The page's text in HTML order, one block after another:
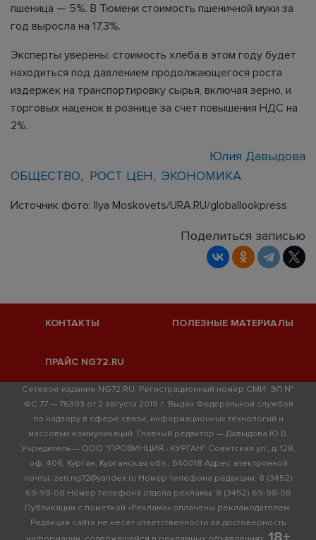
пшеница — 5%. В Тюмени стоимость пшеничной муки за
год выросла на 17,3%.
Эксперты уверены: стоимость хлеба в этом году будет
находиться под давлением продолжающегося роста
издержек на транспортировку сырья, включая зерно, и
торговых наценок в рознице за счет повышения НДС на
2%.
Юлия Давыдова
ОБЩЕСТВО
РОСТ ЦЕН ЭКОНОМИКА
Источник фото: Ilya Moskovets/URA.RU/globallookpress
Поделиться записью
КОНТАКТЫ ПОЛЕЗНЫЕ МАТЕРИАЛЫ
ПРАЙС NG72.RU
Сетевое издание NG72.RU. Регистрационный номер СМИ: ЭЛ №
ФС 77 — 76393 от 2 августа 2019 г. Выдан Федеральной службой
по надзору в сфере связи, информационных технологий и
массовых коммуникаций. Главный редактор — Давыдова Ю.В.
Учредитель — ООО "ПРОВИНЦИЯ - КУРГАН" Советская ул., д. 128,
оф. 406, Курган, Курганская обл., 640018 Адрес электронной
почты: zen.ng72@yandex.ru Номер телефона редакции: 8 (3452)
69-98-08 Номер телефона отдела рекламы: 8 (3452) 69-98-08
Публикации с пометкой «Реклама» оплачены рекламодателем.
Редакция сайта не несет ответственности за достоверность